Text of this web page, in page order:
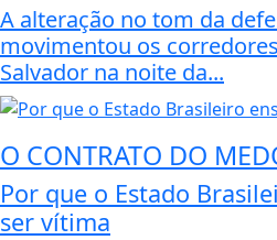
A alteração no tom da
movimentou os
Salvador na noite da...
O CONTRATO DO
Por que o Estado
ser vítima